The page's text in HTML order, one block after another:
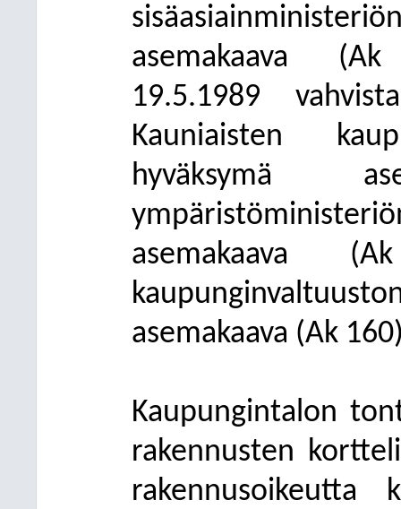
asemakaava
19.5.1989
Kauniaisten
hyväksymä
asemakaava
asemakaava (Ak
Kaupungintalon
rakennusten